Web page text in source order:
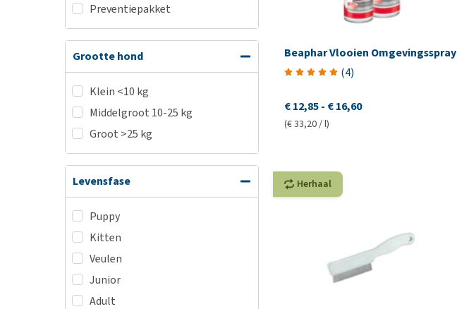
Preventiepakket
Grootte hond
Klein <10 kg
Middelgroot 10-25 kg
Groot >25 kg
Levensfase
Puppy
Kitten
Veulen
Junior
Adult
Beaphar Vlooien Omgevingsspray
(4)
€ 12,85- € 16,60
(€ 33,20 / l)
Herhaal